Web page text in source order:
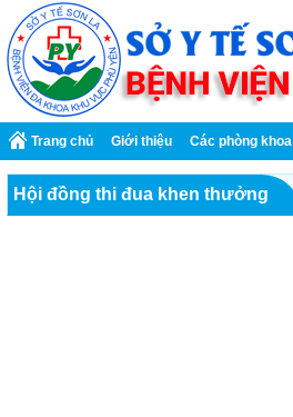
Trang chủ Giới thiệu Các phòng khoa
Hội đồng thi đua khen thưởng